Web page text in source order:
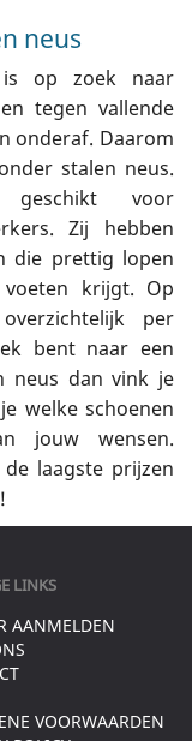
neus
is op zoek naar
tegen vallende
onderaf. Daarom
stalen neus.
voor
Zij hebben
die prettig lopen
krijgt. Op
per
bent naar een
neus dan vink je
welke schoenen
jouw wensen.
laagste prijzen
LINKS
AANMELDEN
VOORWAARDEN